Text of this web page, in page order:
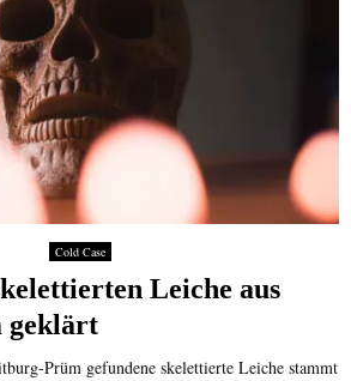
Cold Case
Leiche aus
geklärt
Prüm gefundene skelettierte Leiche stammt